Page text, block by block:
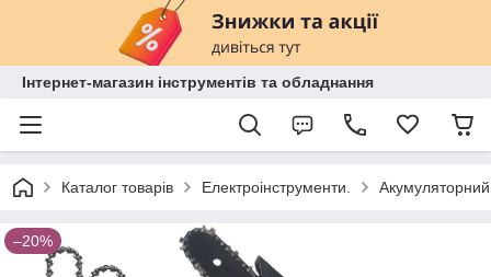
Інтернет-магазин інструментів та обладнання
Каталог товарів Електроінструменти. Акумуляторний
–20%